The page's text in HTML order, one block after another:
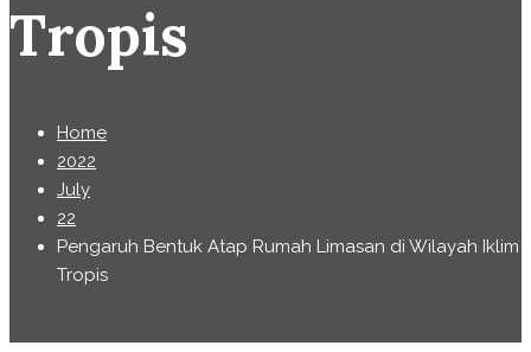
Tropis
Home
2022
July
22
Pengaruh Bentuk Atap Rumah Limasan di Wilayah Iklim
Tropis